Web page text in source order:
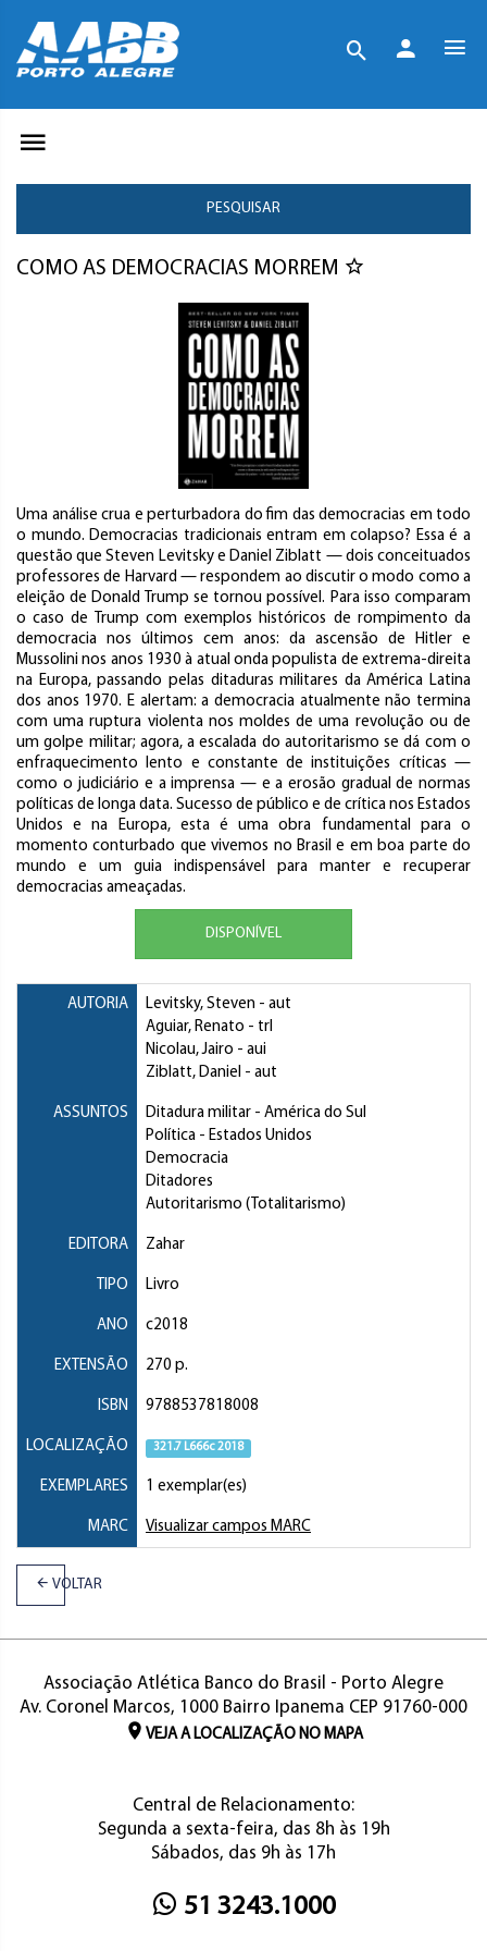
PESQUISAR
COMO AS DEMOCRACIAS MORREM
Uma análise crua e perturbadora do fim das democracias em todo
o mundo. Democracias tradicionais entram em colapso? Essa é a
questão que Steven Levitsky e Daniel Ziblatt — dois conceituados
professores de Harvard — respondem ao discutir o modo como a
eleição de Donald Trump se tornou possível. Para isso comparam
o caso de Trump com exemplos históricos de rompimento da
democracia nos últimos cem anos: da ascensão de Hitler e
Mussolini nos anos 1930 à atual onda populista de extrema-direita
na Europa, passando pelas ditaduras militares da América Latina
dos anos 1970. E alertam: a democracia atualmente não termina
com uma ruptura violenta nos moldes de uma revolução ou de
um golpe militar; agora, a escalada do autoritarismo se dá com o
enfraquecimento lento e constante de instituições críticas —
como o judiciário e a imprensa — e a erosão gradual de normas
políticas de longa data. Sucesso de público e de crítica nos Estados
Unidos e na Europa, esta é uma obra fundamental para o
momento conturbado que vivemos no Brasil e em boa parte do
mundo e um guia indispensável para manter e recuperar
democracias ameaçadas.
DISPONÍVEL
AUTORIA Levitsky, Steven - aut
Aguiar, Renato - trl
Nicolau, Jairo - aui
Ziblatt, Daniel - aut
ASSUNTOS Ditadura militar - América do Sul
Política - Estados Unidos
Democracia
Ditadores
Autoritarismo (Totalitarismo)
EDITORA Zahar
TIPO Livro
ANO c2018
EXTENSÃO 270 p.
ISBN 9788537818008
LOCALIZAÇÃO 321.7 L666c 2018
EXEMPLARES 1 exemplar(es)
MARC Visualizar campos MARC
VOLTAR
Associação Atlética Banco do Brasil - Porto Alegre
Av. Coronel Marcos, 1000 Bairro Ipanema CEP 91760-000
VEJA A LOCALIZAÇÃO NO MAPA
Central de Relacionamento:
Segunda a sexta-feira, das 8h às 19h
Sábados, das 9h às 17h
51 3243.1000